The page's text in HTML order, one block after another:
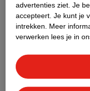
Klantenservice
Over Kruidvat
advertenties ziet. Je
accepteert. Je kunt je
intrekken.
Meer
verwerken lees je in